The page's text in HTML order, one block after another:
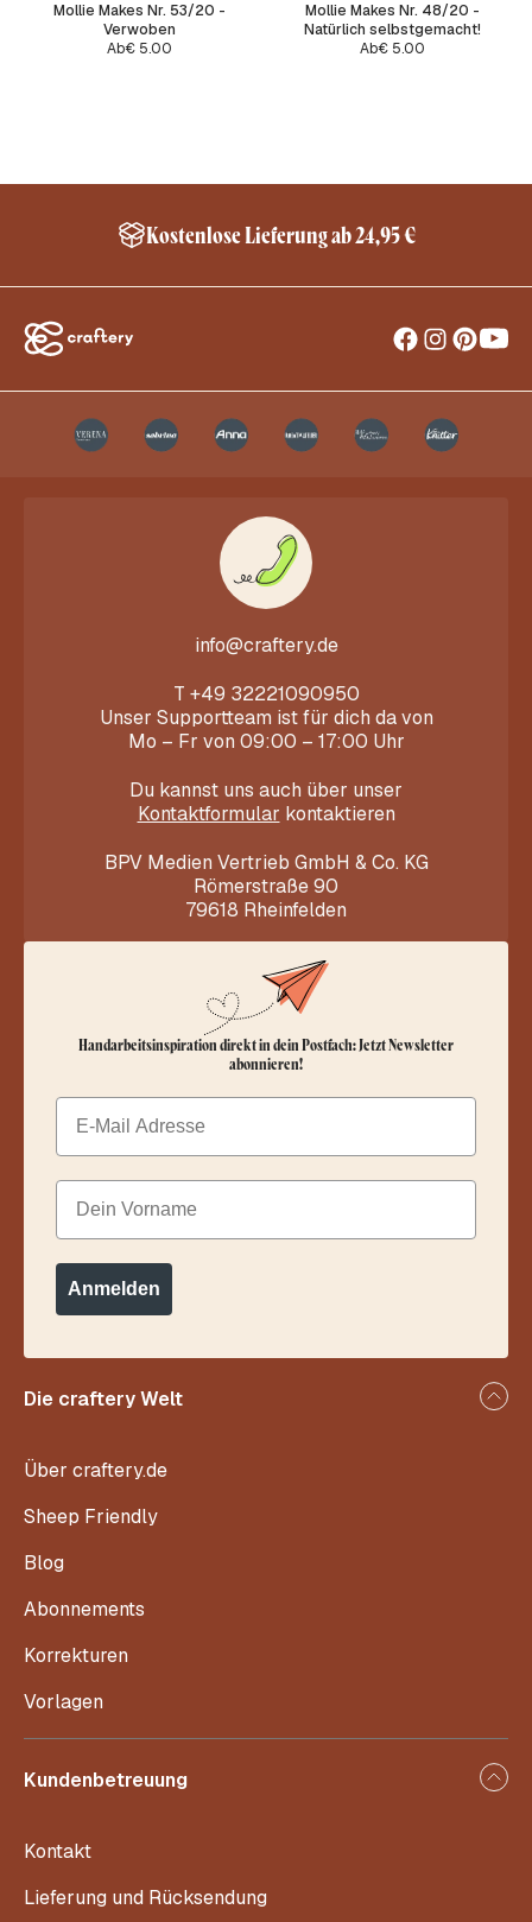
Mollie Makes Nr. 53/20 -
Verwoben
Ab€ 5.00
Mollie Makes Nr. 48/20 -
Natürlich selbstgemacht!
Ab€ 5.00
Kostenlose Lieferung ab 24,95 €
info@craftery.de
T +49 32221090950
Unser Supportteam ist für dich da von
Mo – Fr von 09:00 – 17:00 Uhr
Du kannst uns auch über unser
Kontaktformular kontaktieren
BPV Medien Vertrieb GmbH & Co. KG
Römerstraße 90
79618 Rheinfelden
Die craftery Welt
Über craftery.de
Sheep Friendly
Blog
Abonnements
Korrekturen
Vorlagen
Kundenbetreuung
Kontakt
Lieferung und Rücksendung
Handarbeitsinspiration direkt in dein Postfach: Jetzt Newsletter
abonnieren!
Email
Dein Vorname
Anmelden